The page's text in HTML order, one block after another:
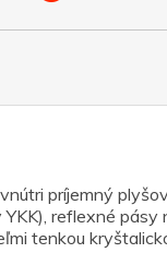
príjemný
reflexné
tenkou